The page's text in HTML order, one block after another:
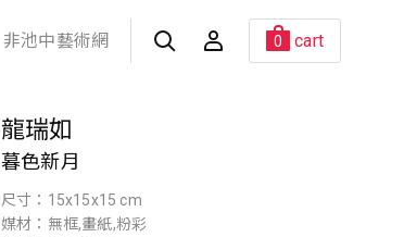
非池中藝術網 0 cart
龍瑞如
暮色新月
尺寸：15x15x15 cm
媒材：無框,畫紙,粉彩